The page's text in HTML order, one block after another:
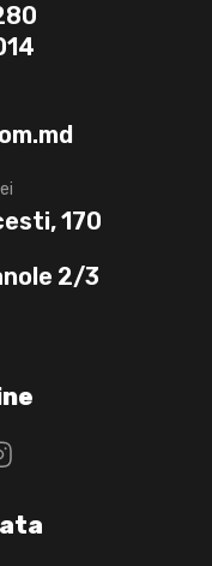
170
2/3